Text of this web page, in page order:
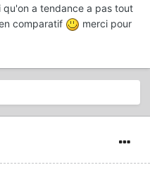
qu'on a tendance a pas tout
comparatif
merci pour